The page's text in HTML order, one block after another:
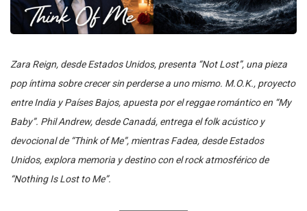
Zara Reign, desde Estados Unidos, presenta “Not Lost”, una pieza
pop íntima sobre crecer sin perderse a uno mismo. M.O.K., proyecto
entre India y Países Bajos, apuesta por el reggae romántico en “My
Baby”. Phil Andrew, desde Canadá, entrega el folk acústico y
devocional de “Think of Me”, mientras Fadea, desde Estados
Unidos, explora memoria y destino con el rock atmosférico de
“Nothing Is Lost to Me”.